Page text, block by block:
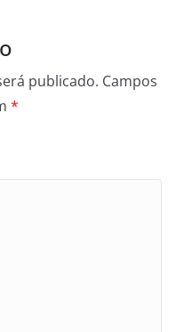
publicado. Campos
*